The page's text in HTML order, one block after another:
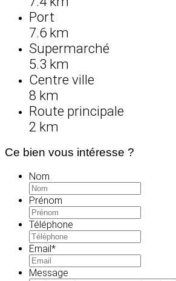
Port
7.6 km
Supermarché
5.3 km
Centre ville
8 km
Route principale
2 km
Ce bien vous intéresse ?
Nom
Prénom
Téléphone
Email*
Message